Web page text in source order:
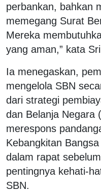
perbankan, bahkan
memegang Surat
Mereka
yang aman,” kata
Ia menegaskan,
mengelola SBN
dari strategi
dan Belanja Negara
merespons
Kebangkitan
dalam rapat
pentingnya kehati-
SBN.